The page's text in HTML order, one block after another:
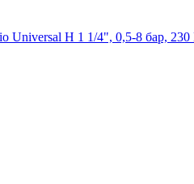
Universal Н 1 1/4", 0,5-8 бар,